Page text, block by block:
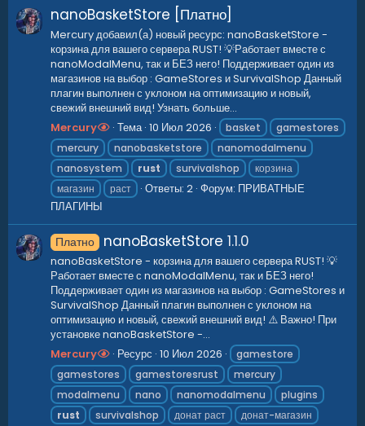
nanoBasketStore [Платно]
Mercury добавил(а) новый ресурс: nanoBasketStore -
корзина для вашего сервера RUST! 💡Работает вместе с
nanoModalMenu, так и БЕЗ него! Поддерживает один из
магазинов на выбор : GameStores и SurvivalShop Данный
плагин выполнен с уклоном на оптимизацию и новый,
свежий внешний вид! Узнать больше...
Mercury
Тема 10 Июл 2026 basket
gamestores
mercury
nanobasketstore
nanomodalmenu
nanosystem
rust survivalshop
корзина
магазин
раст Ответы: 2 Форум: ПРИВАТНЫЕ
ПЛАГИНЫ
Платно nanoBasketStore 1.1.0
nanoBasketStore - корзина для вашего сервера RUST! 💡
Работает вместе с nanoModalMenu, так и БЕЗ него!
Поддерживает один из магазинов на выбор : GameStores и
SurvivalShop Данный плагин выполнен с уклоном на
оптимизацию и новый, свежий внешний вид! ⚠️ Важно! При
установке nanoBasketStore -...
Mercury
Ресурс 10 Июл 2026
gamestore
gamestores
gamestoresrust
mercury
modalmenu
nano nanomodalmenu
plugins
rust
survivalshop донат раст
донат-магазин